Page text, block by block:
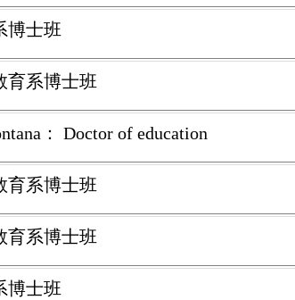
博士班
育系博士班
： Doctor of education
育系博士班
育系博士班
博士班